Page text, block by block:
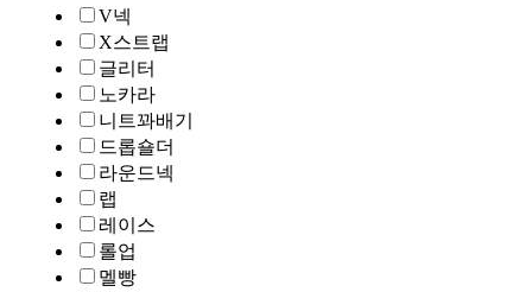
V넥
X스트랩
글리터
노카라
니트꽈배기
드롭숄더
라운드넥
랩
레이스
롤업
멜빵